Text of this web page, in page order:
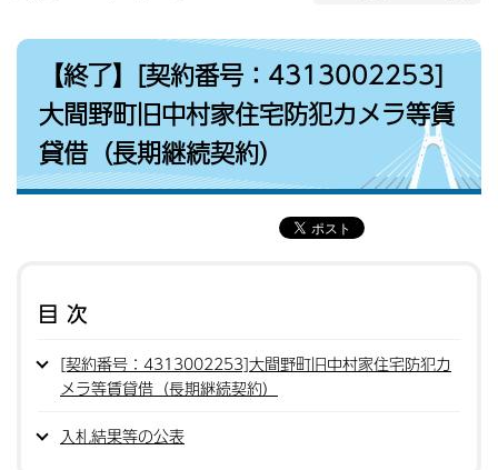
【終了】[契約番号：4313002253]
大間野町旧中村家住宅防犯カメラ等賃
貸借（長期継続契約）
目次
[契約番号：4313002253]大間野町旧中村家住宅防犯カ
メラ等賃貸借（長期継続契約）
入札結果等の公表